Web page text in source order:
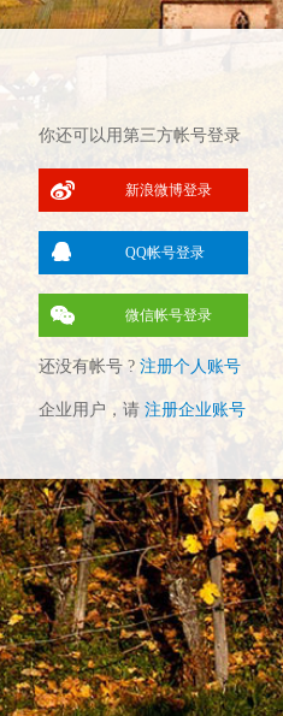
你还可以用第三方帐号登录
新浪微博登录
QQ帐号登录
微信帐号登录
还没有帐号 ? 注册个人账号
企业用户，请 注册企业账号